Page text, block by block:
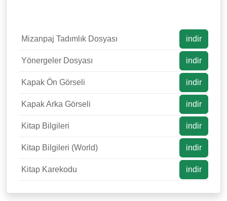
Mizanpaj Tadımlık Dosyası indir
Yönergeler Dosyası indir
Kapak Ön Görseli indir
Kapak Arka Görseli indir
Kitap Bilgileri indir
Kitap Bilgileri (World) indir
Kitap Karekodu indir